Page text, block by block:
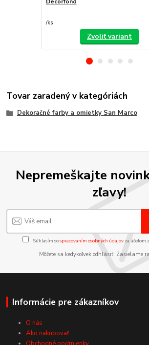
/ks
Zvoliť variant
Tovar zaradený v kategóriách
Dekoračné farby a omietky San Marco
Nepremeškajte
zľavy!
Súhlasím sospracovaním osobných údajov za účelom
Môžete sa kedykoľvek odhlásiť. Zasielame
Informácie pre zákazníkov
O nás
Ako nakupovať